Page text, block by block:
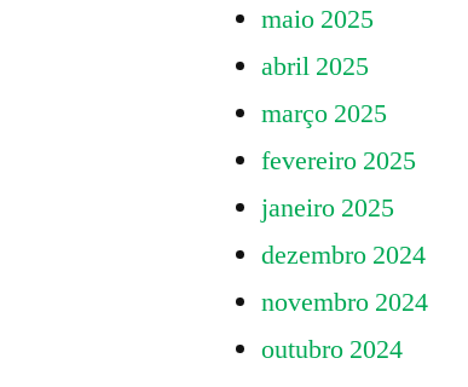
maio 2025
abril 2025
março 2025
fevereiro 2025
janeiro 2025
dezembro 2024
novembro 2024
outubro 2024